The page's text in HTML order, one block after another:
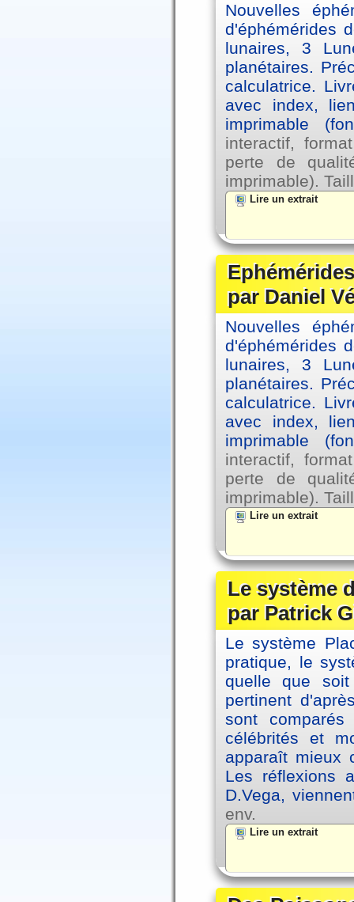
Nouvelles
d'éphémérides
lunaires, 3
planétaires.
calculatrice.
avec index,
imprimable
interactif,
perte de
imprimable).
Lire un extrait
par Daniel
Nouvelles
d'éphémérides
lunaires, 3
planétaires.
calculatrice.
avec index,
imprimable
interactif,
perte de
imprimable).
Lire un extrait
Le système
par Patrick
Le système
pratique, le
quelle que
pertinent
sont
célébrités et
apparaît mieux
Les réflexions
D.Vega,
env.
Lire un extrait